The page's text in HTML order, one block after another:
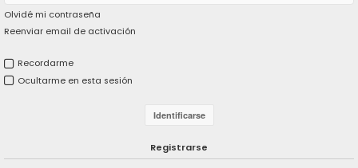
Olvidé mi contraseña
Reenviar email de activación
Recordarme
Ocultarme en esta sesión
Registrarse